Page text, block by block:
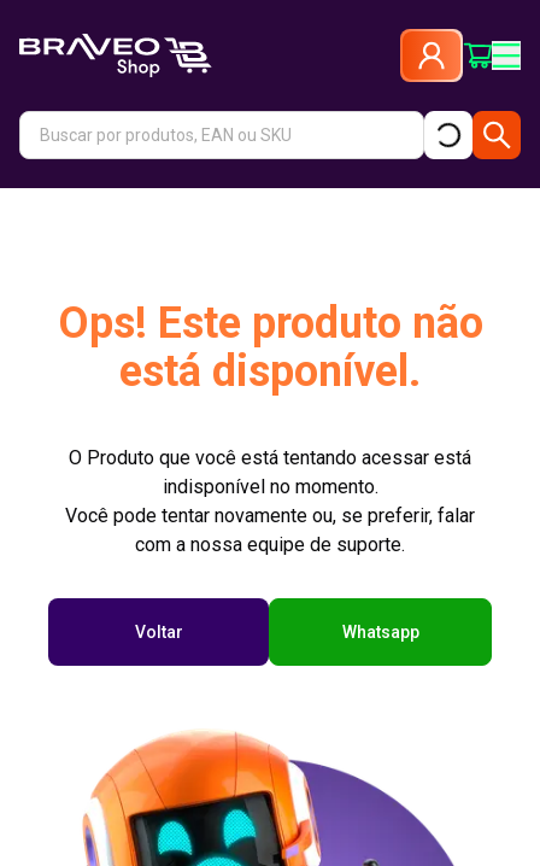
Ops! Este produto não
está disponível.
O Produto que você está tentando acessar está
indisponível no momento.
Você pode tentar novamente ou, se preferir, falar
com a nossa equipe de suporte.
Voltar Whatsapp